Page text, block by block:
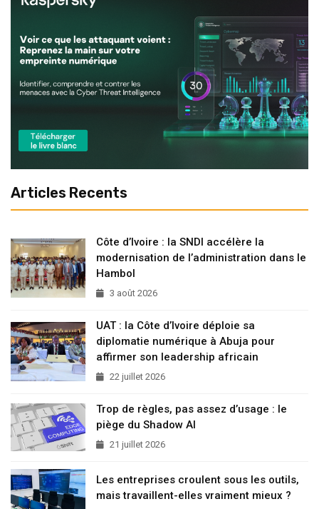
Articles Recents
Côte d’Ivoire : la SNDI accélère la
modernisation de l’administration dans le
Hambol
3 août 2026
UAT : la Côte d’Ivoire déploie sa
diplomatie numérique à Abuja pour
affirmer son leadership africain
22 juillet 2026
Trop de règles, pas assez d’usage : le
piège du Shadow AI
21 juillet 2026
Les entreprises croulent sous les outils,
mais travaillent-elles vraiment mieux ?